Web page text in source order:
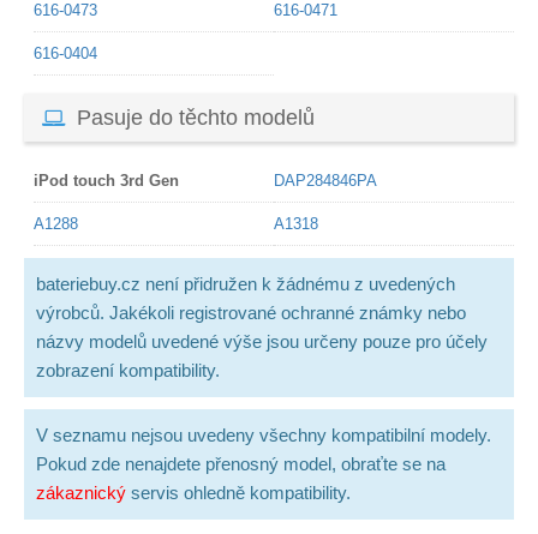
616-0473 616-0471
616-0404
Pasuje do těchto modelů
iPod touch 3rd Gen DAP284846PA
A1288 A1318
bateriebuy.cz není přidružen k žádnému z uvedených
výrobců. Jakékoli registrované ochranné známky nebo
názvy modelů uvedené výše jsou určeny pouze pro účely
zobrazení kompatibility.
V seznamu nejsou uvedeny všechny kompatibilní modely.
Pokud zde nenajdete přenosný model, obraťte se na
zákaznický servis ohledně kompatibility.